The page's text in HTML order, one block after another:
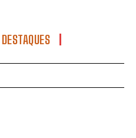
DESTAQUES